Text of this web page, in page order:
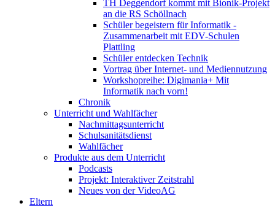
TH Deggendorf kommt mit Bionik-Projekt
an die RS Schöllnach
Schüler begeistern für Informatik -
Zusammenarbeit mit EDV-Schulen
Plattling
Schüler entdecken Technik
Vortrag über Internet- und Mediennutzung
Workshopreihe: Digimania+ Mit
Informatik nach vorn!
Chronik
Unterricht und Wahlfächer
Nachmittagsunterricht
Schulsanitätsdienst
Wahlfächer
Produkte aus dem Unterricht
Podcasts
Projekt: Interaktiver Zeitstrahl
Neues von der VideoAG
Eltern